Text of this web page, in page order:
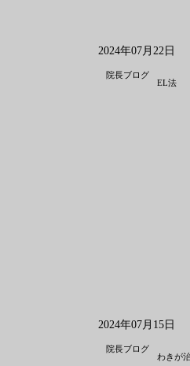
2024年07月22日
院長ブログ
EL法
2024年07月15日
院長ブログ
わきが